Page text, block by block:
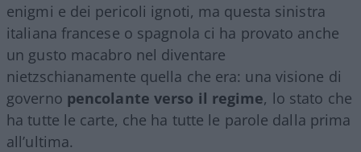
enigmi e dei pericoli ignoti, ma questa sinistra
italiana francese o spagnola ci ha provato anche
un gusto macabro nel diventare
nietzschianamente quella che era: una visione di
governo pencolante verso il regime, lo stato che
ha tutte le carte, che ha tutte le parole dalla prima
all’ultima.